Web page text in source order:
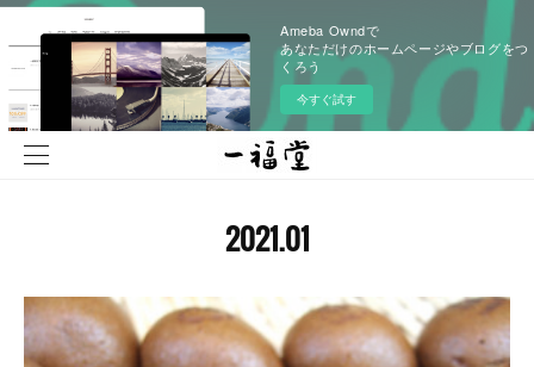
Ameba Owndで
あなただけのホームページやブログをつ
くろう
今すぐ試す
2021.01